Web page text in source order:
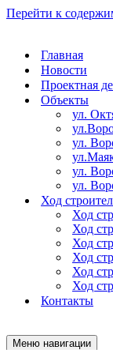
Перейти к
Главная
Новости
Проектная
Объекты
ул.
ул.
ул.
ул.
Ход
Ход
Ход
Ход
Ход
Ход
Ход
Контакты
Меню навигации